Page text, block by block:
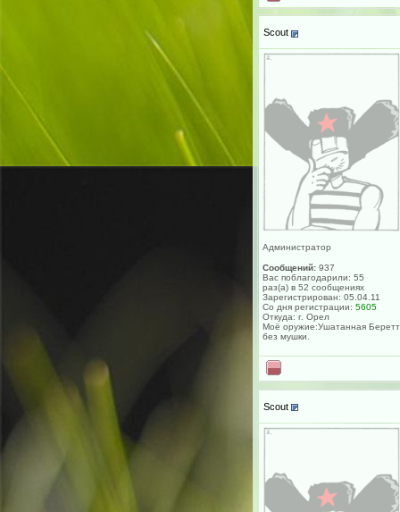
Scout
Администратор
Сообщений: 937
Вас поблагодарили: 55
раз(а) в 52 сообщениях
Зарегистрирован: 05.04.11
Со дня регистрации: 5605
Откуда: г. Орел
Моё оружие:Ушатанная
без мушки.
Scout